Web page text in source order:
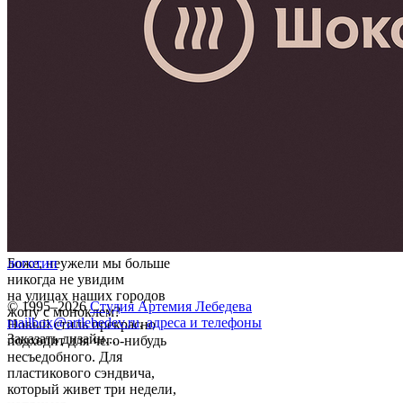
Боже, неужели мы больше
никогда не увидим
на улицах наших городов
жопу с моноклем?
Новый стиль прекрасно
подходит для чего-нибудь
несъедобного. Для
пластикового сэндвича,
который живет три недели,
логотип
© 1995–2026 Студия Артемия Лебедева
mailbox@artlebedev.ru, адреса и телефоны
Заказать дизайн...